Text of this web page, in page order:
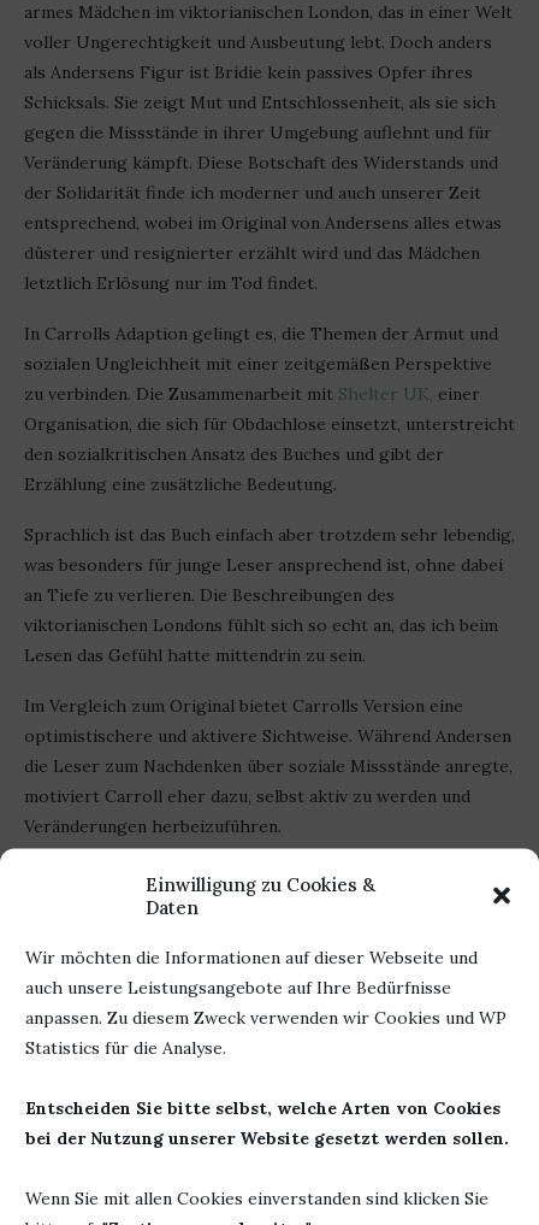
Einwilligung zu Cookies &
Daten
Wir möchten die Informationen auf dieser Webseite und
auch unsere Leistungsangebote auf Ihre Bedürfnisse
anpassen. Zu diesem Zweck verwenden wir Cookies und WP
Statistics für die Analyse.
Entscheiden Sie bitte selbst, welche Arten von Cookies
bei der Nutzung unserer Website gesetzt werden sollen.
Wenn Sie mit allen Cookies einverstanden sind klicken Sie
armes Mädchen im viktorianischen London, das in einer Welt
voller Ungerechtigkeit und Ausbeutung lebt. Doch anders
als Andersens Figur ist Bridie kein passives Opfer ihres
Schicksals. Sie zeigt Mut und Entschlossenheit, als sie sich
gegen die Missstände in ihrer Umgebung auflehnt und für
Veränderung kämpft. Diese Botschaft des Widerstands und
der Solidarität finde ich moderner und auch unserer Zeit
entsprechend, wobei im Original von Andersens alles etwas
düsterer und resignierter erzählt wird und das Mädchen
letztlich Erlösung nur im Tod findet.
In Carrolls Adaption gelingt es, die Themen der Armut und
sozialen Ungleichheit mit einer zeitgemäßen Perspektive
zu verbinden. Die Zusammenarbeit mit Shelter UK, einer
Organisation, die sich für Obdachlose einsetzt, unterstreicht
den sozialkritischen Ansatz des Buches und gibt der
Erzählung eine zusätzliche Bedeutung.
Sprachlich ist das Buch einfach aber trotzdem sehr lebendig,
was besonders für junge Leser ansprechend ist, ohne dabei
an Tiefe zu verlieren. Die Beschreibungen des
viktorianischen Londons fühlt sich so echt an, das ich beim
Lesen das Gefühl hatte mittendrin zu sein.
Im Vergleich zum Original bietet Carrolls Version eine
optimistischere und aktivere Sichtweise. Während Andersen
die Leser zum Nachdenken über soziale Missstände anregte,
motiviert Carroll eher dazu, selbst aktiv zu werden und
Veränderungen herbeizuführen.
Ich finde, Emma Carroll hat mit „Das Mädchen mit den
Schwefelhölzern schlägt zurück“ eine kraftvolle Geschichte
gleichzeitig eine zeitgemäße, hoffnungsvolle Botschaft
vermittelt.
Dieses Buch ist nicht nur eine inspirierende Lektüre für
Gerechtigkeit.
Werbung